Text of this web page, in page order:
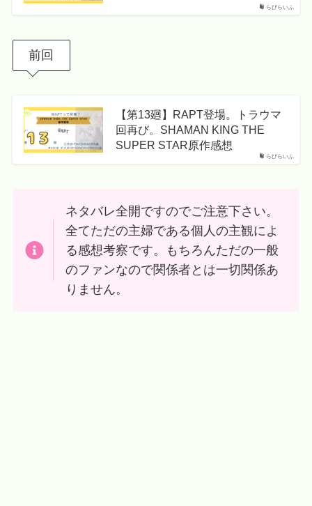
らびらいふ
前回
らびらいふ
【第13廻】RAPT登場。トラウマ
回再び。SHAMAN KING THE
SUPER STAR原作感想
ネタバレ全開ですのでご注意下さい。
全てただの主婦である個人の主観によ
る感想考察です。もちろんただの一般
のファンなので関係者とは一切関係あ
りません。